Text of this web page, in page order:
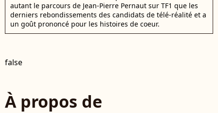
autant le parcours de Jean-Pierre Pernaut sur TF1 que les
derniers rebondissements des candidats de télé-réalité et a
un goût prononcé pour les histoires de coeur.
false
À propos de